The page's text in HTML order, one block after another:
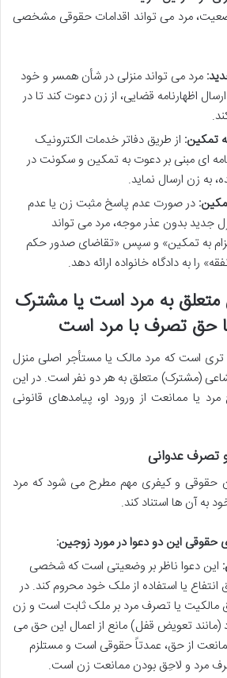
مرد می تواند اقدامات حقوقی مشخصی
مرد می تواند منزلی در شأن همسر و خود
اظهارنامه قضایی، از زن دعوت کند تا در
تمکین: از طریق دفاتر خدمات الکترونیک
ای مبنی بر دعوت به تمکین و سکونت در
به زن ارسال نماید.
در صورت عدم پاسخ مثبت زن یا عدم
جدید بدون عذر موجه، مرد می تواند
به تمکین» و سپس «تقاضای صدور حکم
را به دادگاه خانواده ارائه دهد.
به مرد است یا مشترک
حق تصرف با مرد است
است که مرد مالک یا مستأجر اصلی منزل
(مشترک) متعلق به هر دو نفر است. در این
مرد یا ممانعت از ورود او، پیامدهای قانونی
تصرف عدوانی
حقوقی و کیفری مهم مطرح می شود که مرد
به آن ها استناد کند.
این دو دعوا در مورد زوجین:
این دعوا ناظر بر وضعیتی است که شخصی
انتفاع یا استفاده از ملک خود محروم کند. در
مالکیت یا تصرف مرد بر ملک ثابت است و زن
(مانند تعویض قفل) مانع از اعمال این حق می
از حق، عمدتاً حقوقی است و مستلزم
مرد و لاحِق بودن ممانعت زن است.